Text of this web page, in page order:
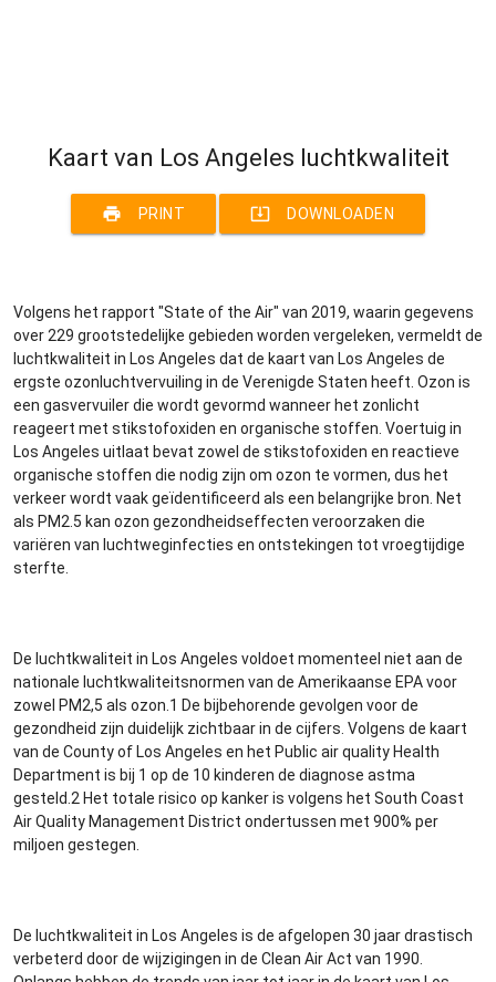
Kaart van Los Angeles luchtkwaliteit
print PRINT system_update_alt DOWNLOADEN
Volgens het rapport "State of the Air" van 2019, waarin gegevens
over 229 grootstedelijke gebieden worden vergeleken, vermeldt de
luchtkwaliteit in Los Angeles dat de kaart van Los Angeles de
ergste ozonluchtvervuiling in de Verenigde Staten heeft. Ozon is
een gasvervuiler die wordt gevormd wanneer het zonlicht
reageert met stikstofoxiden en organische stoffen. Voertuig in
Los Angeles uitlaat bevat zowel de stikstofoxiden en reactieve
organische stoffen die nodig zijn om ozon te vormen, dus het
verkeer wordt vaak geïdentificeerd als een belangrijke bron. Net
als PM2.5 kan ozon gezondheidseffecten veroorzaken die
variëren van luchtweginfecties en ontstekingen tot vroegtijdige
sterfte.
De luchtkwaliteit in Los Angeles voldoet momenteel niet aan de
nationale luchtkwaliteitsnormen van de Amerikaanse EPA voor
zowel PM2,5 als ozon.1 De bijbehorende gevolgen voor de
gezondheid zijn duidelijk zichtbaar in de cijfers. Volgens de kaart
van de County of Los Angeles en het Public air quality Health
Department is bij 1 op de 10 kinderen de diagnose astma
gesteld.2 Het totale risico op kanker is volgens het South Coast
Air Quality Management District ondertussen met 900% per
miljoen gestegen.
De luchtkwaliteit in Los Angeles is de afgelopen 30 jaar drastisch
verbeterd door de wijzigingen in de Clean Air Act van 1990.